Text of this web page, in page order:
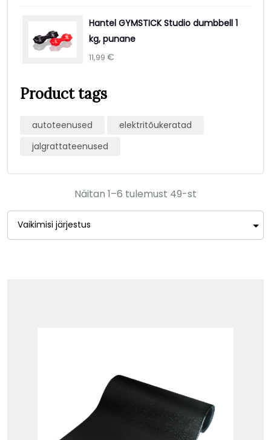
Hantel GYMSTICK Studio dumbbell 1
kg, punane
11,99 €
Product tags
autoteenused
elektritõukeratad
jalgrattateenused
Näitan 1–6 tulemust 49-st